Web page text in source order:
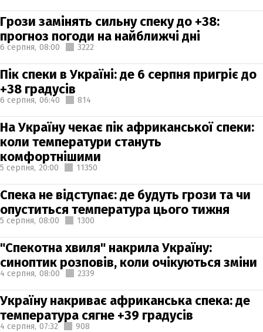
Грози замінять сильну спеку до +38:
прогноз погоди на найближчі дні
6 серпня, 08:00 3222
Пік спеки в Україні: де 6 серпня пригріє до
+38 градусів
6 серпня, 06:40 814
На Україну чекає пік африканської спеки:
коли температури стануть
комфортнішими
5 серпня, 20:00 11350
Спека не відступає: де будуть грози та чи
опуститься температура цього тижня
5 серпня, 08:00 1300
"Спекотна хвиля" накрила Україну:
синоптик розповів, коли очікуються зміни
4 серпня, 08:00 2339
Україну накриває африканська спека: де
температура сягне +39 градусів
4 серпня, 07:32 908